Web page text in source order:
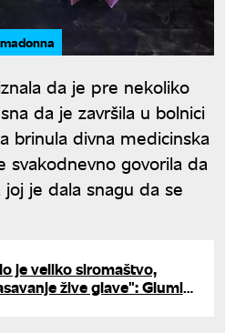
da je pre nekoliko
da je završila u bolnici
brinula divna medicinska
svakodnevno govorila da
je dala snagu da se
je veliko siromaštvo,
žive glave": Glumica